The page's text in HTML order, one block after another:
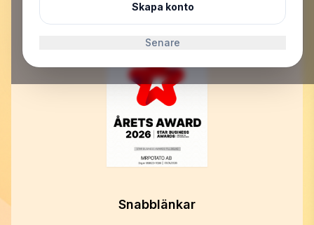
Skapa konto
Senare
E-post:support@mrpotato.se
Snabblänkar